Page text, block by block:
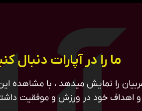
ما را در آپارات دنبال
را نمایش میدهد ، با مشاهده
و اهداف خود در ورزش و موفقیت